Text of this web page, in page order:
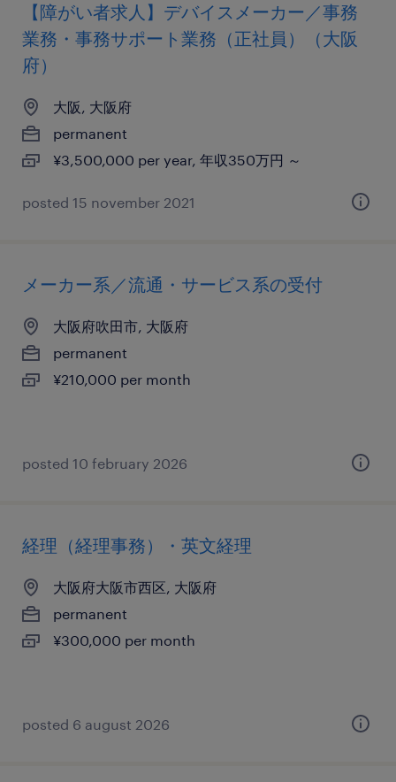
【障がい者求人】デバイスメーカー／事務
業務・事務サポート業務（正社員）（大阪
府）
大阪, 大阪府
permanent
¥3,500,000 per year, 年収350万円 ～
posted 15 november 2021
メーカー系／流通・サービス系の受付
大阪府吹田市, 大阪府
permanent
¥210,000 per month
posted 10 february 2026
経理（経理事務）・英文経理
大阪府大阪市西区, 大阪府
permanent
¥300,000 per month
posted 6 august 2026